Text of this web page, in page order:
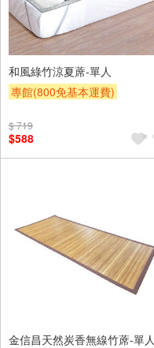
和風綠竹涼夏蓆-單人
專館(800免基本運費)
$ 719
$588
金信昌天然炭香無線竹蓆-單人